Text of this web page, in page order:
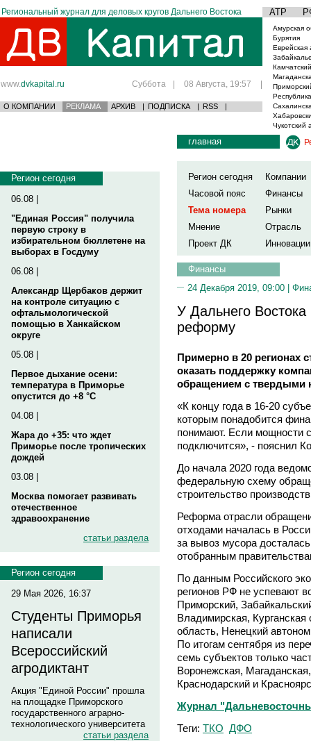
Региональный журнал для деловых кругов Дальнего Востока АТР
www.dvkapital.ru Суббота | 08 Августа, 19:57 |
О КОМПАНИИ РЕКЛАМА АРХИВ | ПОДПИСКА | RSS |
Амурская
Бурятия
Еврейская
Чукотский
Регион сегодня
06.08 |
"Единая Россия" получила
первую строку в
избирательном бюллетене на
выборах в Госдуму
06.08 |
Александр Щербаков держит
на контроле ситуацию с
офтальмологической
помощью в Ханкайском
округе
05.08 |
Первое дыхание осени:
температура в Приморье
опустится до +8 °C
04.08 |
Жара до +35: что ждет
Приморье после тропических
дождей
03.08 |
Москва помогает развивать
отечественное
здравоохранение
статьи раздела
Регион сегодня
29 Мая 2026, 16:37
Студенты Приморья
написали
Всероссийский
агродиктант
Акция "Единой России" прошла
на площадке Приморского
государственного аграрно-
технологического университета
статьи раздела
главная
Регион сегодня
Компании
Часовой пояс
Финансы
Тема номера
Рынки
Мнение
Отрасль
Проект ДК
Инновации
Финансы
24 Декабря 2019, 09:00 |
У Дальнего
реформу
Примерно в 20 регионах
оказать поддержку
обращением с твердыми
«К концу года в 16-20
которым понадобится
понимают. Если мощности
подключится», - пояснил
До начала 2020 года
федеральную схему
строительство
Реформа отрасли
отходами началась в
за вывоз мусора
отобранным
По данным Российского
регионов РФ не успевают
Приморский,
Владимирская,
область, Ненецкий
По итогам сентября из
семь субъектов только
Воронежская,
Краснодарский и
Журнал
Теги: ТКО ДФО